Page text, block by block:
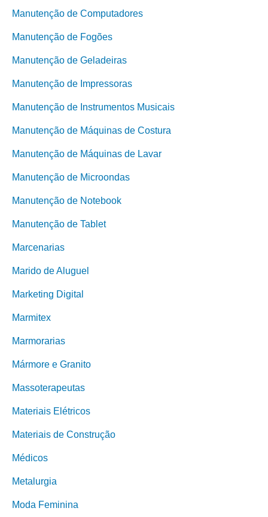
Manutenção de Computadores
Manutenção de Fogões
Manutenção de Geladeiras
Manutenção de Impressoras
Manutenção de Instrumentos Musicais
Manutenção de Máquinas de Costura
Manutenção de Máquinas de Lavar
Manutenção de Microondas
Manutenção de Notebook
Manutenção de Tablet
Marcenarias
Marido de Aluguel
Marketing Digital
Marmitex
Marmorarias
Mármore e Granito
Massoterapeutas
Materiais Elétricos
Materiais de Construção
Médicos
Metalurgia
Moda Feminina